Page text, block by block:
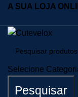
A SUA LOJA
Selecione
Pesquisar